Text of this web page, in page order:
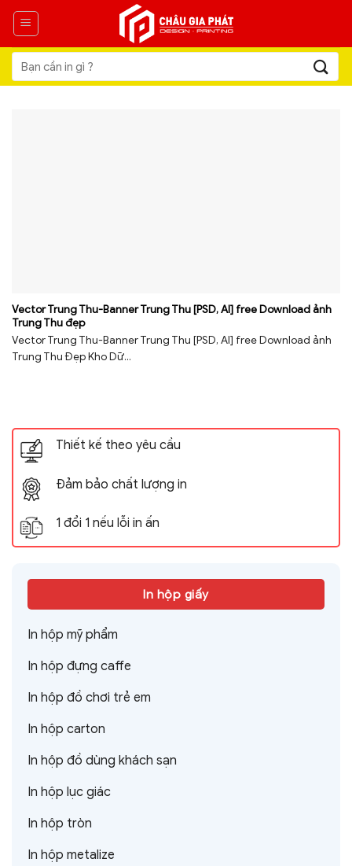
Skip
content
Tìm
kiếm:
Vector Trung Thu-Banner Trung Thu [PSD, AI] free Download ảnh
Trung Thu đẹp
Vector Trung Thu-Banner Trung Thu [PSD, AI] free Download ảnh
Trung Thu Đẹp Kho Dữ...
Thiết kế theo yêu cầu
Đảm bảo chất lượng in
1 đổi 1 nếu lỗi in ấn
In hộp giấy
In hộp mỹ phẩm
In hộp đựng caffe
In hộp đồ chơi trẻ em
In hộp carton
In hộp đồ dùng khách sạn
In hộp lục giác
In hộp tròn
In hộp metalize